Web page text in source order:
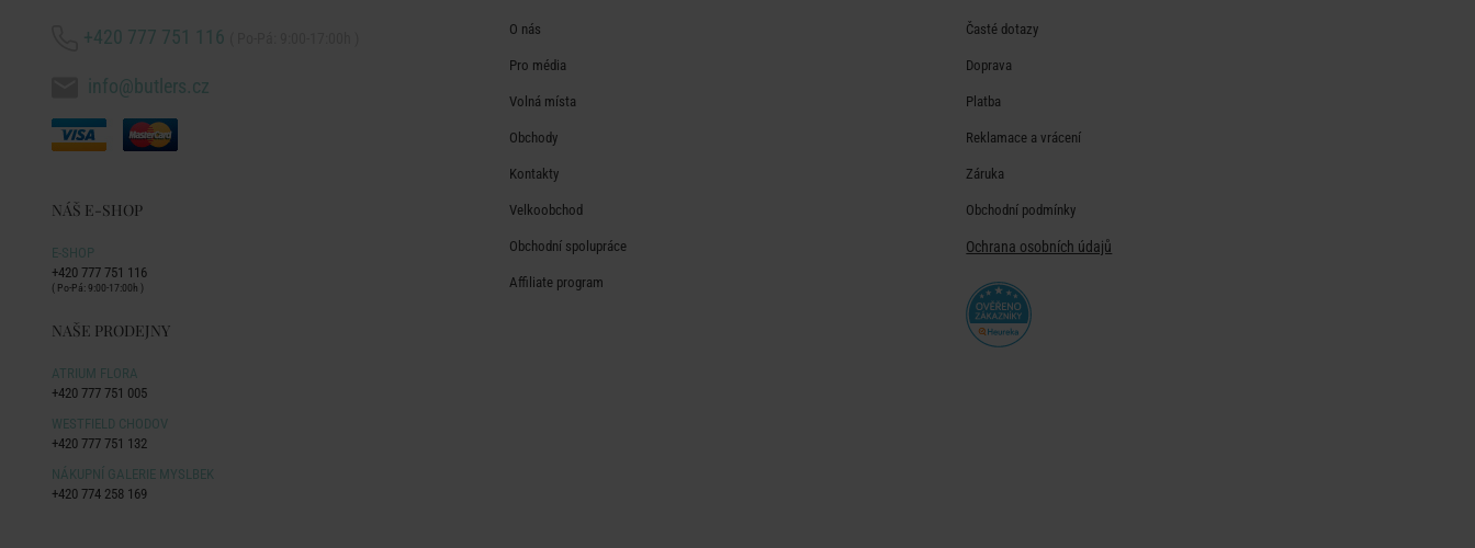
+420 777 751 116
info@butlers.cz
NÁŠ E-SHOP
E-SHOP
+420 777 751 116
( Po-Pá: 9:00-17:00h )
NAŠE PRODEJNY
ATRIUM FLORA
+420 777 751 005
WESTFIELD CHODOV
+420 777 751 132
NÁKUPNÍ GALERIE MYSLBEK
+420 774 258 169
O nás
Pro média
Volná místa
Obchody
Kontakty
Velkoobchod
Obchodní spolupráce
Affiliate program
Časté dotazy
Doprava
Platba
Reklamace a vrácení
Záruka
Obchodní podmínky
Ochrana osobních údajů